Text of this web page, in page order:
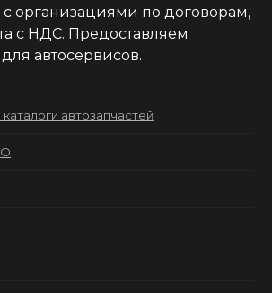
организациями по договорам,
с НДС. Предоставляем
автосервисов.
автозапчастей